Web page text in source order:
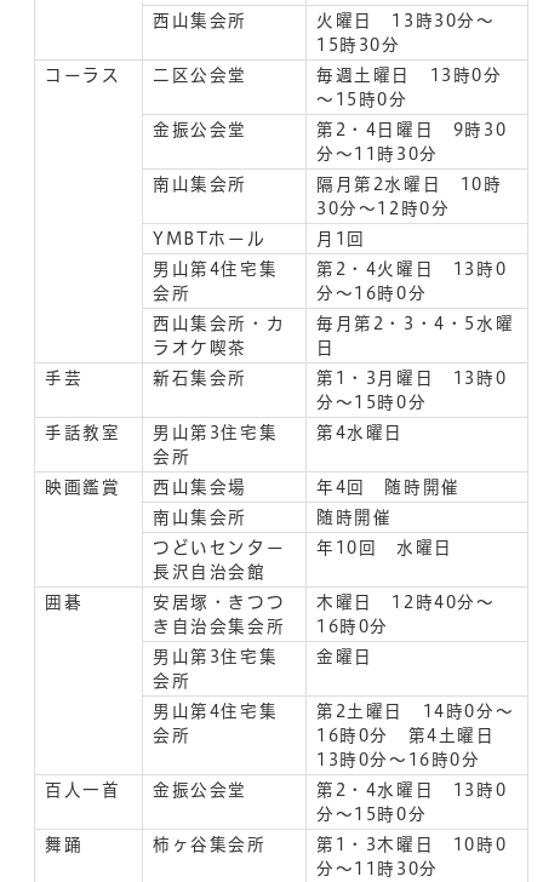
西山集会所
火曜日 13時30分～
15時30分
コーラス
二区公会堂
毎週土曜日 13時0分
～15時0分
金振公会堂
第2・4日曜日 9時30
分～11時30分
南山集会所
隔月第2水曜日 10時
30分～12時0分
YMBTホール
月1回
男山第4住宅集
会所
第2・4火曜日 13時0
分～16時0分
西山集会所・カ
ラオケ喫茶
毎月第2・3・4・5水曜
日
手芸
新石集会所
第1・3月曜日 13時0
分～15時0分
手話教室
男山第3住宅集
会所
第4水曜日
映画鑑賞 西山集会場
年4回 随時開催
南山集会所
随時開催
つどいセンター
長沢自治会館
年10回 水曜日
囲碁
安居塚・きつつ
き自治会集会所
木曜日 12時40分～
16時0分
男山第3住宅集
会所
金曜日
男山第4住宅集
会所
第2土曜日 14時0分～
16時0分 第4土曜日
13時0分～16時0分
百人一首
金振公会堂
第2・4水曜日 13時0
分～15時0分
舞踊
柿ヶ谷集会所
第1・3木曜日 10時0
分～11時30分